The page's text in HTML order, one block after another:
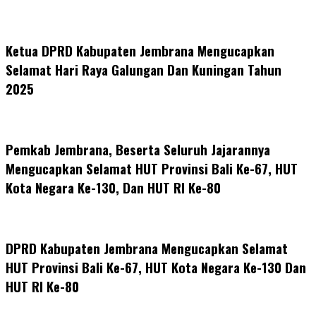
Ketua DPRD Kabupaten Jembrana Mengucapkan
Selamat Hari Raya Galungan Dan Kuningan Tahun
2025
Pemkab Jembrana, Beserta Seluruh Jajarannya
Mengucapkan Selamat HUT Provinsi Bali Ke-67, HUT
Kota Negara Ke-130, Dan HUT RI Ke-80
DPRD Kabupaten Jembrana Mengucapkan Selamat
HUT Provinsi Bali Ke-67, HUT Kota Negara Ke-130 Dan
HUT RI Ke-80